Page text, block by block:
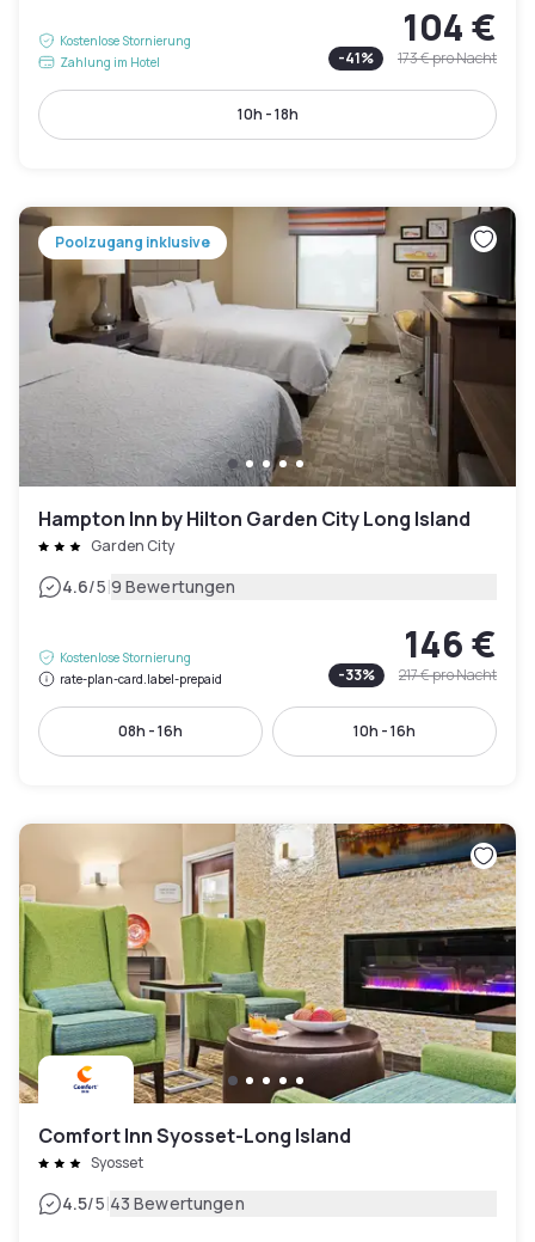
Kostenlose Stornierung
Zahlung im Hotel
104 €
-41% 173 €pro Nacht
10h - 18h
Poolzugang inklusive
Hampton Inn by Hilton Garden City Long Island
Garden City
4.6/5|9 Bewertungen
Kostenlose Stornierung
rate-plan-card.label-prepaid
146 €
-33% 217 €pro Nacht
08h - 16h 10h - 16h
Comfort Inn Syosset-Long Island
Syosset
4.5/5|43 Bewertungen